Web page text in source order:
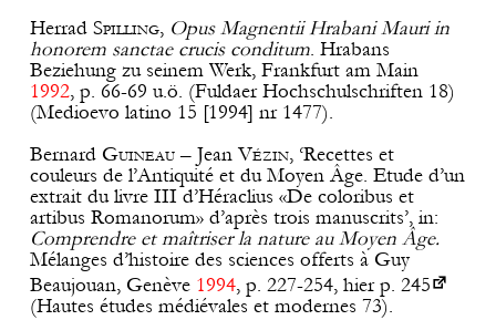
Herrad Spilling, Opus Magnentii Hrabani Mauri in
honorem sanctae crucis conditum. Hrabans
Beziehung zu seinem Werk, Frankfurt am Main
1992, p. 66-69 u.ö. (Fuldaer Hochschulschriften 18)
(Medioevo latino 15 [1994] nr 1477).
Bernard Guineau– Jean Vézin, ‘Recettes et
couleurs de l’Antiquité et du Moyen Âge. Etude d’un
extrait du livre III d’Héraclius «De coloribus et
artibus Romanorum» d’après trois manuscrits’, in:
Comprendre et maîtriser la nature au Moyen Âge.
Mélanges d’histoire des sciences offerts à Guy
Beaujouan, Genève 1994, p. 227-254, hier p. 245
(Hautes études médiévales et modernes 73).